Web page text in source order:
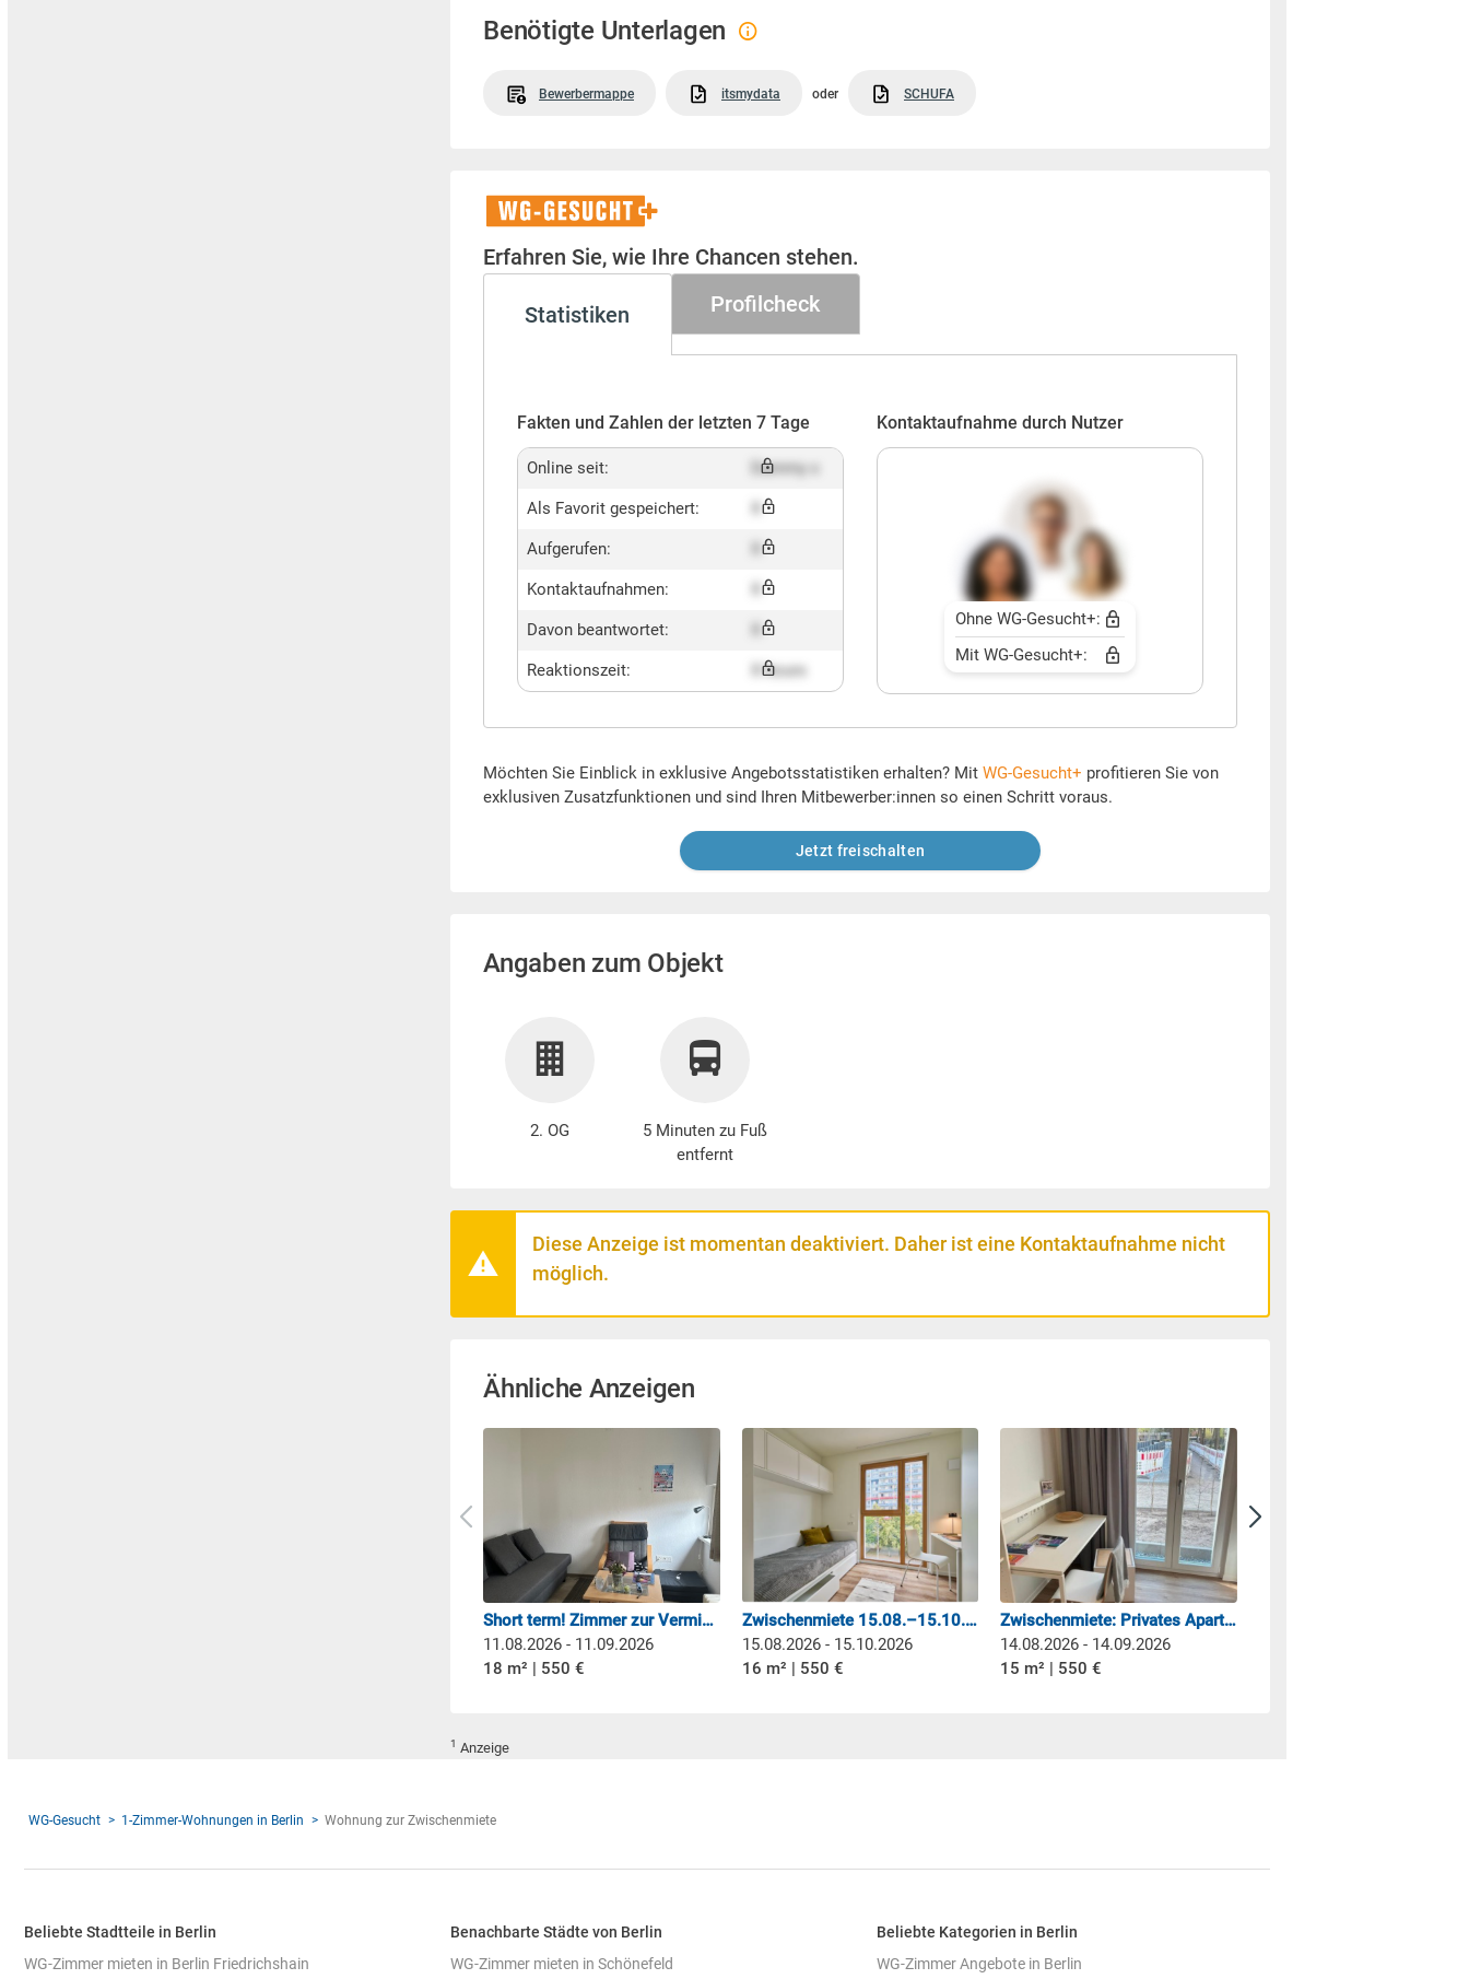
Benötigte Unterlagen
Bewerbermappe itsmydata oder SCHUFA
WG-
Gesucht+
Erfahren Sie, wie Ihre Chancen stehen.
Statistiken Profilcheck
Fakten und Zahlen der letzten 7 Tage
Online seit: Dummy x
Als Favorit gespeichert:
Aufgerufen:
Kontaktaufnahmen:
Davon beantwortet:
Reaktionszeit: X hours
Kontaktaufnahme durch Nutzer
Ohne WG-Gesucht+:
Mit WG-Gesucht+:
Möchten Sie Einblick in exklusive Angebotsstatistiken erhalten? Mit WG-Gesucht+ profitieren Sie von
exklusiven Zusatzfunktionen und sind Ihren Mitbewerber:innen so einen Schritt voraus.
Jetzt freischalten
Angaben zum Objekt
2. OG
5 Minuten zu Fuß
entfernt
Diese Anzeige ist momentan deaktiviert. Daher ist eine Kontaktaufnahme nicht
möglich.
Ähnliche Anzeigen
Short term! Zimmer zur Vermietung mit eigenem Bad in Berlin
11.08.2026 - 11.09.2026
18 m² | 550 €
Zwischenmiete 15.08.–15.10. | 550 € warm | möbliert
15.08.2026 - 15.10.2026
16 m² | 550 €
Zwischenmiete: Privates Apartment im privaten Studentenwohnheim in Berlin-Wedding (14.08 – 14.09)
14.08.2026 - 14.09.2026
15 m² | 550 €
1 Anzeige
WG-Gesucht 1-Zimmer-Wohnungen in Berlin Wohnung zur Zwischenmiete
Beliebte Stadtteile in Berlin
WG-Zimmer mieten in Berlin Friedrichshain
Benachbarte Städte von Berlin
WG-Zimmer mieten in Schönefeld
Beliebte Kategorien in Berlin
WG-Zimmer Angebote in Berlin